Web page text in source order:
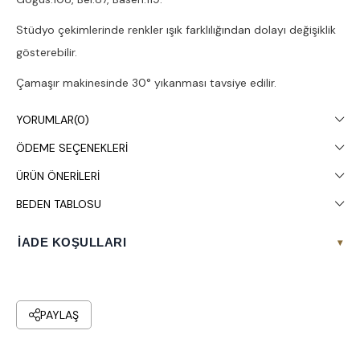
Stüdyo çekimlerinde renkler ışık farklılığından dolayı değişiklik
gösterebilir.
Çamaşır makinesinde 30° yıkanması tavsiye edilir.
YORUMLAR(0)
ÖDEME SEÇENEKLERI
ÜRÜN ÖNERILERI
BEDEN TABLOSU
İADE KOŞULLARI ▾
PAYLAŞ